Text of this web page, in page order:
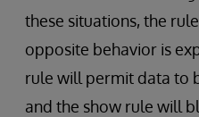
these situations, the
opposite behavior is
rule will permit data to
and the show rule will